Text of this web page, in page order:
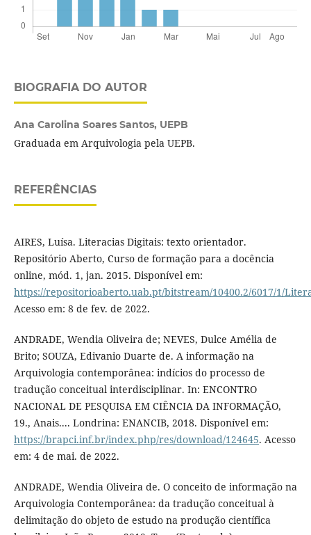
BIOGRAFIA DO AUTOR
Ana Carolina Soares Santos, UEPB
Graduada em Arquivologia pela UEPB.
REFERÊNCIAS
AIRES, Luísa. Literacias Digitais: texto orientador.
Repositório Aberto, Curso de formação para a docência
online, mód. 1, jan. 2015. Disponível em:
https://repositorioaberto.uab.pt/bitstream/10400.2/6017/1/
Acesso em: 8 de fev. de 2022.
ANDRADE, Wendia Oliveira de; NEVES, Dulce Amélia de
Brito; SOUZA, Edivanio Duarte de. A informação na
Arquivologia contemporânea: indícios do processo de
tradução conceitual interdisciplinar. In: ENCONTRO
NACIONAL DE PESQUISA EM CIÊNCIA DA INFORMAÇÃO,
19., Anais.... Londrina: ENANCIB, 2018. Disponível em:
https://brapci.inf.br/index.php/res/download/124645. Acesso
em: 4 de mai. de 2022.
ANDRADE, Wendia Oliveira de. O conceito de informação na
Arquivologia Contemporânea: da tradução conceitual à
delimitação do objeto de estudo na produção científica